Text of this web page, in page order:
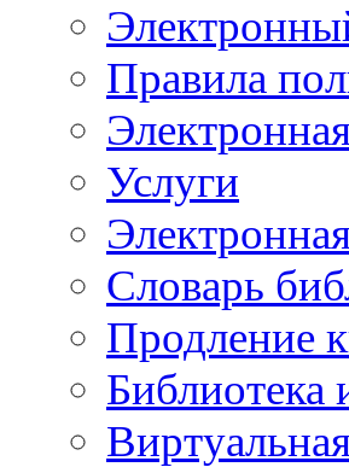
Правила
Услуги
Словарь
Продление
Библиотека